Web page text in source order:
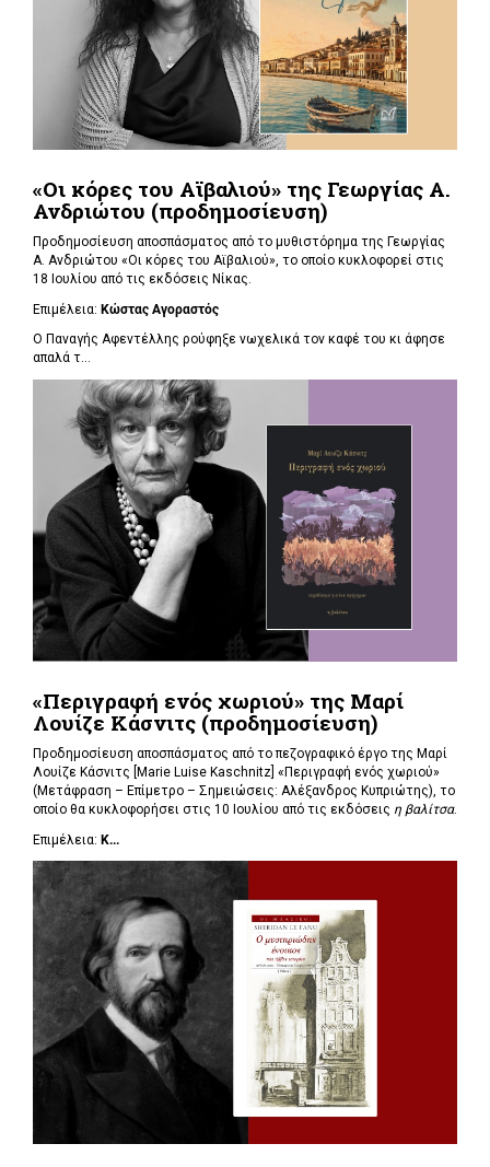
«Οι κόρες του Αϊβαλιού» της Γεωργίας Α.
Ανδριώτου (προδημοσίευση)
Προδημοσίευση αποσπάσματος από το μυθιστόρημα της Γεωργίας
Α. Ανδριώτου «Οι κόρες του Αϊβαλιού», το οποίο κυκλοφορεί στις
18 Ιουλίου από τις εκδόσεις Νίκας.
Επιμέλεια: Κώστας Αγοραστός
Ο Παναγής Αφεντέλλης ρούφηξε νωχελικά τον καφέ του κι άφησε
απαλά τ...
«Περιγραφή ενός χωριού» της Μαρί
Λουίζε Κάσνιτς (προδημοσίευση)
Προδημοσίευση αποσπάσματος από το πεζογραφικό έργο της Μαρί
Λουίζε Κάσνιτς [Marie Luise Kaschnitz] «Περιγραφή ενός χωριού»
(Μετάφραση – Επίμετρο – Σημειώσεις: Αλέξανδρος Κυπριώτης), το
οποίο θα κυκλοφορήσει στις 10 Ιουλίου από τις εκδόσεις η βαλίτσα.
Επιμέλεια: Κ...